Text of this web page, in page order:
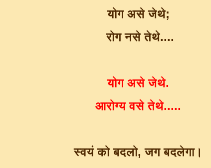
योग असे जेथे;
रोग नसे तेथे....
योग असे जेथे.
आरोग्य वसे तेथे.....
स्वयं को बदलो, जग बदलेगा।